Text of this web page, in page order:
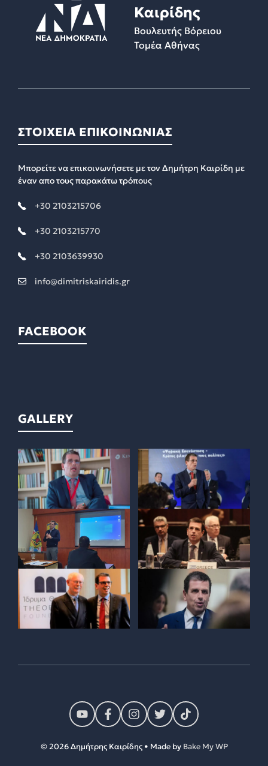
Καιρίδης
Βουλευτής Βόρειου
Τομέα Αθήνας
ΣΤΟΙΧΕΙΑ ΕΠΙΚΟΙΝΩΝΙΑΣ
Μπορείτε να επικοινωνήσετε με τον Δημήτρη Καιρίδη με
έναν απο τους παρακάτω τρόπους
+30 2103215706
+30 2103215770
+30 2103639930
info@dimitriskairidis.gr
FACEBOOK
GALLERY
© 2026 Δημήτρης Καιρίδης • Made by Bake My WP